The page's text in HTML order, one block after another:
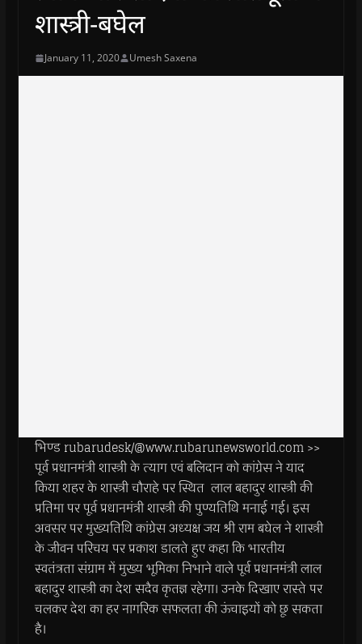
शास्त्री-बघेल
January 11, 2020 Umesh Saxena
भिण्ड rubarudesk/@www.rubarunewsworld.com >>
पूर्व प्रधानमंत्री शास्त्री के त्याग एवं बलिदान को कांग्रेस ने याद
किया शहर के शास्त्री चौराहे पर स्थित लाल बहादुर शास्त्री की
प्रतिमा पर पूर्व प्रधानमंत्री शास्त्री की पुण्यतिथि मनाई गई। इस
अवसर पर मुख्यतिथि कांग्रेस अध्यक्ष जय श्री राम बघेल ने शास्त्री
के जीवन परिचय पर प्रकाश डालते हुए कहा कि भारतीय
स्वतंत्रता संग्राम में मुख्य भूमिका निभाने वाले पूर्व प्रधानमंत्री लाल
बहादुर शास्त्री का देश सदैव कृतज्ञ रहेगा। उनके दिखाए रास्ते पर
चलकर देश का हर नागरिक सफलता की ऊंचाइयों को छू सकता
है।